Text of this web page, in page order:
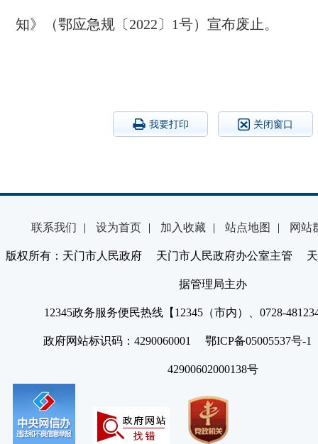
知》（鄂应急规〔 2022〕1号）宣布废止。
我要打印 关闭窗口
联系我们 | 设为首页 | 加入收藏 | 站点地图 | 网站
版权所有：天门市人民政府 天门市人民政府办公室主管 天
据管理局主办
12345政务服务便民热线【12345（市内）、0728-
政府网站标识码：4290060001 鄂ICP备05005537号
42900602000138号